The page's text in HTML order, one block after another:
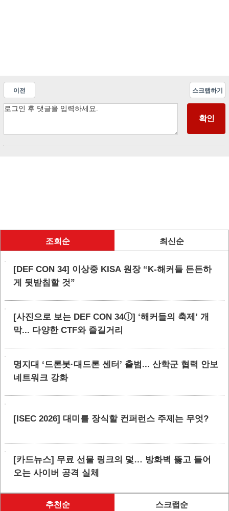
이전 스크랩하기
조회순 최신순
[DEF CON 34] 이상중 KISA 원장 “K-해커들 든든하
게 뒷받침할 것”
[사진으로 보는 DEF CON 34ⓛ] ‘해커들의 축제’ 개
막... 다양한 CTF와 즐길거리
명지대 ‘드론봇·대드론 센터’ 출범... 산학군 협력 안보
네트워크 강화
[ISEC 2026] 대미를 장식할 컨퍼런스 주제는 무엇?
[카드뉴스] 무료 선물 링크의 덫… 방화벽 뚫고 들어
오는 사이버 공격 실체
추천순 스크랩순